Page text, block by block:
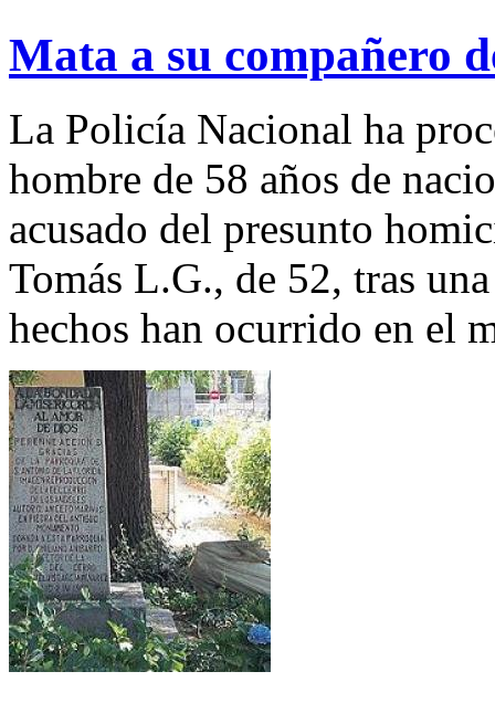
Mata a su compañero
La Policía Nacional ha
hombre de 58 años de
acusado del presunto
Tomás L.G., de 52, tras
hechos han ocurrido en el